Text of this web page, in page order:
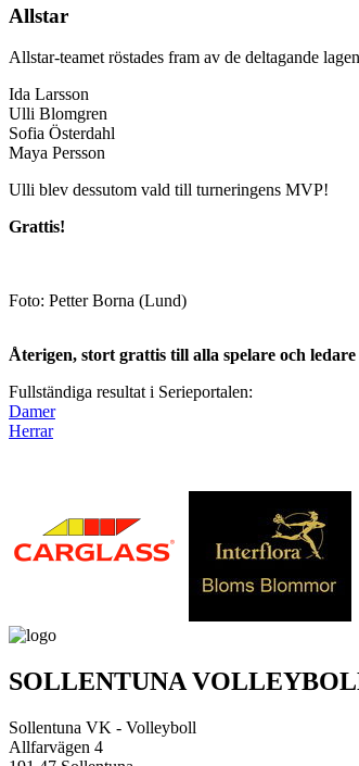
Allstar
Allstar-teamet röstades fram av de deltagande
Ida Larsson
Ulli Blomgren
Sofia Österdahl
Maya Persson
Ulli blev dessutom vald till turneringens MVP!
Grattis!
Foto: Petter Borna (Lund)
Återigen, stort grattis till alla spelare och
Fullständiga resultat i Serieportalen:
Damer
Herrar
SOLLENTUNA
Sollentuna VK - Volleyboll
Allfarvägen 4